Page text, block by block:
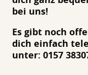
bei uns!
Es gibt noch
dich einfach
unter: 0157